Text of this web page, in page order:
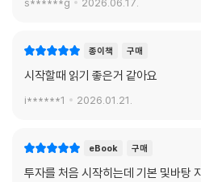
종이책 구매
시작할때 읽기 좋은거 같아요
i******1 2026.01.21.
eBook 구매
투자를 처음 시작히는데 기본 및바탕